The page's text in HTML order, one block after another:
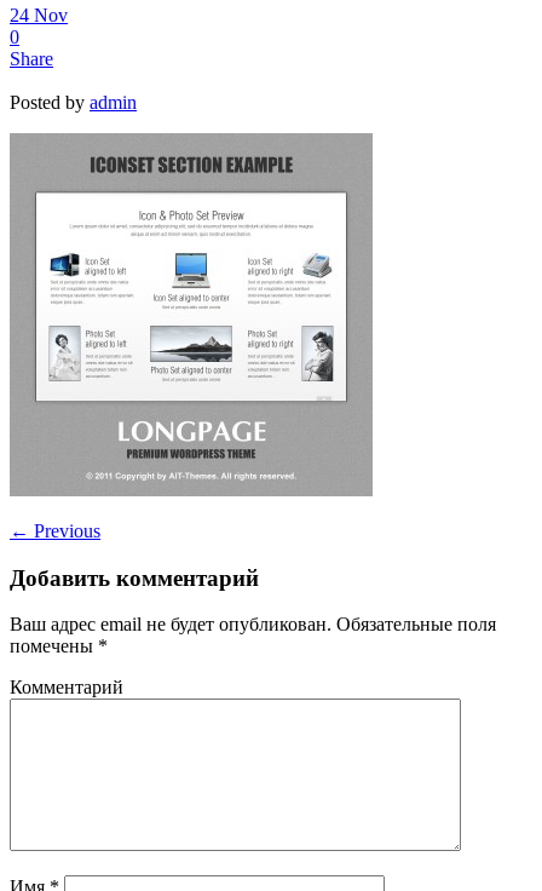
24 Nov
0
Share
Posted by admin
← Previous
Добавить комментарий
Ваш адрес email не будет опубликован. Обязательные поля
помечены *
Комментарий